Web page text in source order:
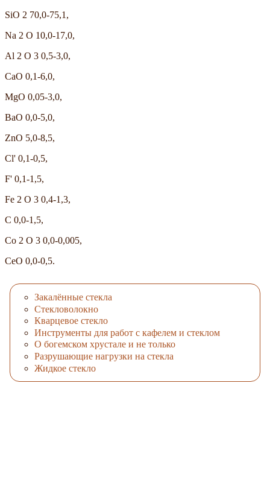
SiO 2 70,0-75,1,
Na 2 O 10,0-17,0,
Al 2 O 3 0,5-3,0,
CaO 0,1-6,0,
MgO 0,05-3,0,
BaO 0,0-5,0,
ZnO 5,0-8,5,
Cl' 0,1-0,5,
F' 0,1-1,5,
Fe 2 O 3 0,4-1,3,
C 0,0-1,5,
Co 2 O 3 0,0-0,005,
CeO 0,0-0,5.
Закалённые стекла
Стекловолокно
Кварцевое стекло
Инструменты для работ с кафелем и стеклом
О богемском хрустале и не только
Разрушающие нагрузки на стекла
Жидкое стекло